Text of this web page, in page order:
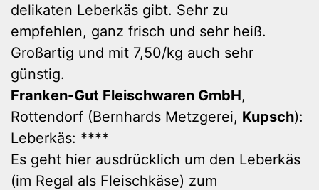
delikaten Leberkäs gibt. Sehr zu
empfehlen, ganz frisch und sehr heiß.
Großartig und mit 7,50/kg auch sehr
günstig.
Franken-Gut Fleischwaren GmbH,
Rottendorf (Bernhards Metzgerei, Kupsch):
Leberkäs: ****
Es geht hier ausdrücklich um den Leberkäs
(im Regal als Fleischkäse) zum